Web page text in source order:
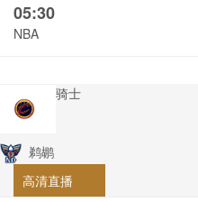
05:30
NBA
骑士
鹈鹕
高清直播